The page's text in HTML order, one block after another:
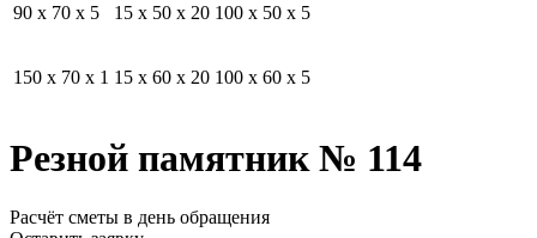
90 x 70 x 5 15 x 50 x 20 100 x 50 x 5
150 x 70 x 1 15 x 60 x 20 100 x 60 x 5
Резной памятник № 114
Расчёт сметы в день обращения